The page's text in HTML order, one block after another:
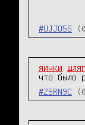
#UJJO5S
яички
что было
#Z5RN9C